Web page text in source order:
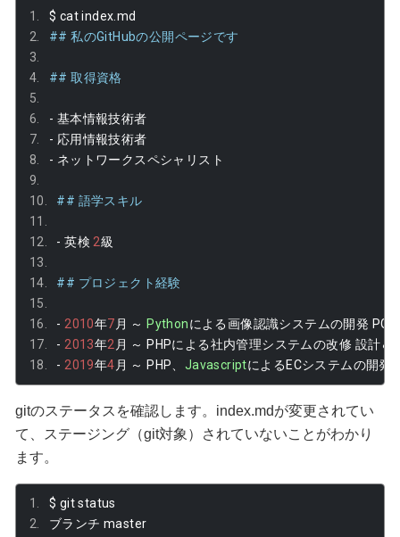
$ cat index md
## 私のGitHubの公開ページです
## 取得資格
- 基本情報技術者
- 応用情報技術者
- ネットワークスペシャリスト
## 語学スキル
- 英検 2級
## プロジェクト経験
- 2010年7 月 ～ Pythonによる画像認識システムの開発 PG
- 2013年2 月 ～ PHPによる社内管理システムの改修 設計＆
- 2019年4 月 ～ PHP Javascriptによる ECシステムの開発
gitのステータスを確認します。index.mdが変更されてい
て、ステージング（git対象）されていないことがわかり
ます。
$ git status
ブランチ master